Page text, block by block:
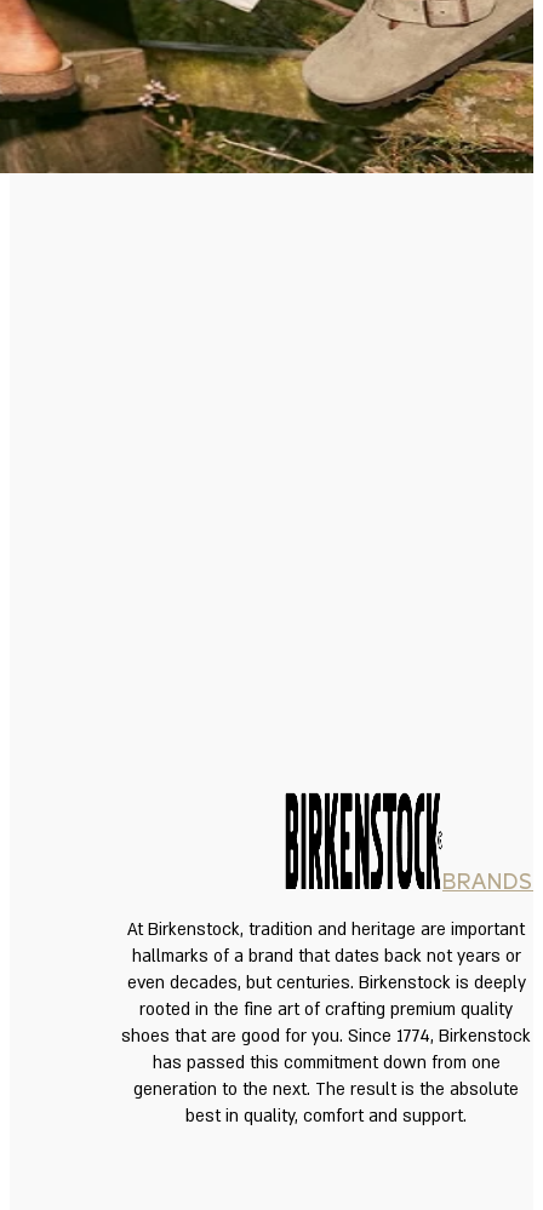
BRANDS
At Birkenstock, tradition and heritage are important
hallmarks of a brand that dates back not years or
even decades, but centuries. Birkenstock is deeply
rooted in the fine art of crafting premium quality
shoes that are good for you. Since 1774, Birkenstock
has passed this commitment down from one
generation to the next. The result is the absolute
best in quality, comfort and support.